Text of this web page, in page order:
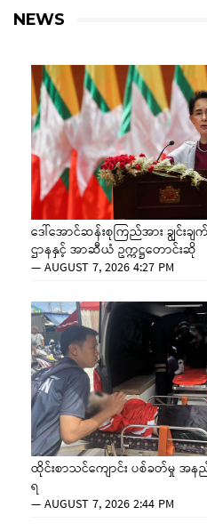
NEWS
ဒေါ်အောင်ဆန်းစုကြည်အား ချွင်းချ
ဌာနနှင့် အာဆီယံ ဥက္ကဋ္ဌတောင်းဆို
—AUGUST 7, 2026 4:27 PM
ထိုင်းစာသင်ကျောင်း ပစ်ခတ်မှု အနည်
ရ
—AUGUST 7, 2026 2:44 PM